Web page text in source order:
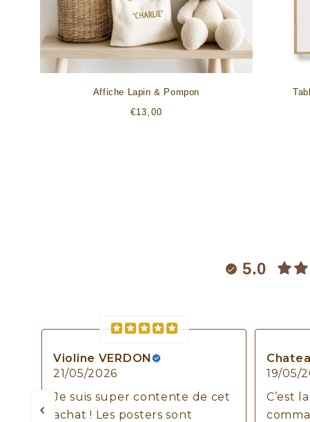
Affiche Lapin & Pompon
Prix
€13,00
5.0
Violine VERDON
21/05/2026
Je suis super contente de cet
achat ! Les posters sont
19/05/
C’est